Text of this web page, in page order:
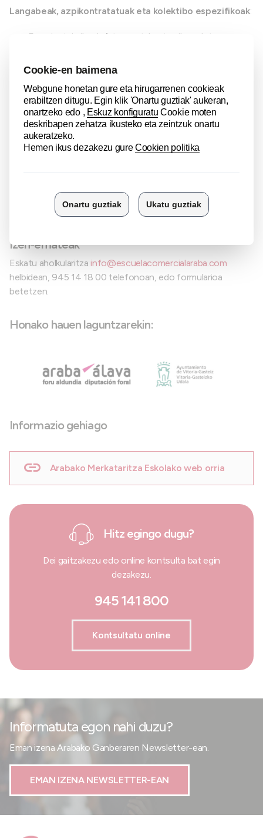
Langabeak, azpikontratatuak eta kolektibo espezifikoak:
Esperientziarik edo/eta prestakuntzarik ez duten
Graduatu berri diren gazteak (LH, unibertsitatea...).
Lan-aukera berrien bila dauden gazteak.
45 urtetik gorakoak.
Birorientazio profesionala bilatzen duten emakumeak.
Saltzeko beharra duten ekintzaileak.
% 100 Arabako Foru Aldundiak eta Gasteizko Udalak
diruz lagunduta.
Izen-emateak
Eskatu aholkularitza info@escuelacomercialaraba.com
helbidean, 945 14 18 00 telefonoan, edo formularioa
betetzen.
Honako hauen laguntzarekin:
Informazio gehiago
Arabako Merkataritza Eskolako web orria
Hitz egingo dugu?
Dei gaitzakezu edo online kontsulta bat egin
dezakezu.
945 141 800
Kontsultatu online
Informatuta egon nahi duzu?
Eman izena Arabako Ganberaren Newsletter-ean.
EMAN IZENA NEWSLETTER-EAN